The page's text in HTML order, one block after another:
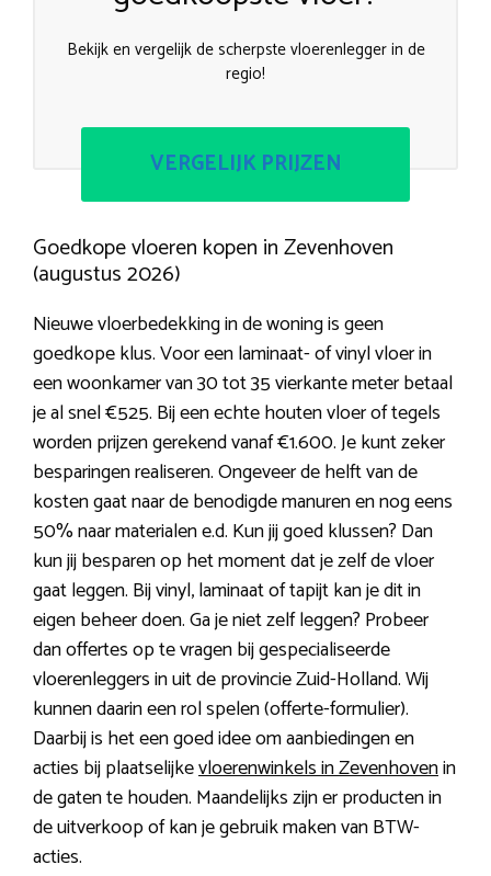
Bekijk en vergelijk de scherpste vloerenlegger in de
regio!
VERGELIJK PRIJZEN
Goedkope vloeren kopen in Zevenhoven
(augustus 2026)
Nieuwe vloerbedekking in de woning is geen
goedkope klus. Voor een laminaat- of vinyl vloer in
een woonkamer van 30 tot 35 vierkante meter betaal
je al snel €525. Bij een echte houten vloer of tegels
worden prijzen gerekend vanaf €1.600. Je kunt zeker
besparingen realiseren. Ongeveer de helft van de
kosten gaat naar de benodigde manuren en nog eens
50% naar materialen e.d. Kun jij goed klussen? Dan
kun jij besparen op het moment dat je zelf de vloer
gaat leggen. Bij vinyl, laminaat of tapijt kan je dit in
eigen beheer doen. Ga je niet zelf leggen? Probeer
dan offertes op te vragen bij gespecialiseerde
vloerenleggers in uit de provincie Zuid-Holland. Wij
kunnen daarin een rol spelen (offerte-formulier).
Daarbij is het een goed idee om aanbiedingen en
acties bij plaatselijkevloerenwinkels in Zevenhovenin
de gaten te houden. Maandelijks zijn er producten in
de uitverkoop of kan je gebruik maken van BTW-
acties.